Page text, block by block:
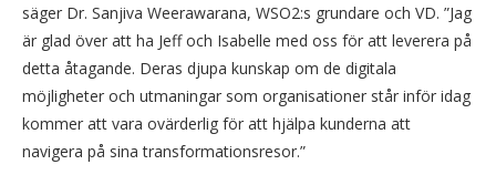
säger Dr. Sanjiva Weerawarana, WSO2:s grundare och VD. ”Jag
är glad över att ha Jeff och Isabelle med oss för att leverera på
detta åtagande. Deras djupa kunskap om de digitala
möjligheter och utmaningar som organisationer står inför idag
kommer att vara ovärderlig för att hjälpa kunderna att
navigera på sina transformationsresor.”